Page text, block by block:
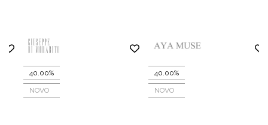
40.00%
NOVO
40.00%
NOVO